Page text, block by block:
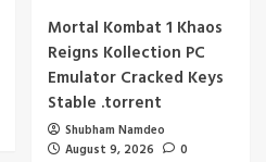
Mortal Kombat 1 Khaos
Reigns Kollection PC
Emulator Cracked Keys
Stable .torrent
Shubham Namdeo
August 9, 2026
0